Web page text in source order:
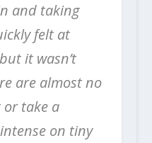
and taking
felt at
it wasn’t
are almost no
or take a
on tiny